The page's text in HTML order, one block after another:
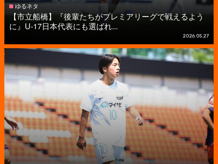
ゆるネタ
【市立船橋】『後輩たちがプレミアリーグで戦えるよう
に』U-17日本代表にも選ばれ...
2026.05.27